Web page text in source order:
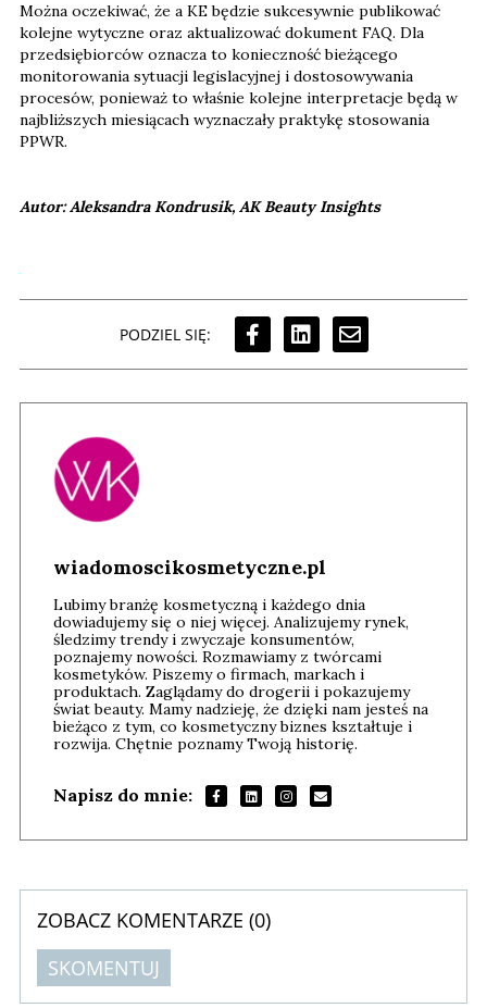
Można oczekiwać, że a KE będzie sukcesywnie publikować
kolejne wytyczne oraz aktualizować dokument FAQ. Dla
przedsiębiorców oznacza to konieczność bieżącego
monitorowania sytuacji legislacyjnej i dostosowywania
procesów, ponieważ to właśnie kolejne interpretacje będą w
najbliższych miesiącach wyznaczały praktykę stosowania
PPWR.
Autor: Aleksandra Kondrusik, AK Beauty Insights
PODZIEL SIĘ:
wiadomoscikosmetyczne.pl
Lubimy branżę kosmetyczną i każdego dnia
dowiadujemy się o niej więcej. Analizujemy rynek,
śledzimy trendy i zwyczaje konsumentów,
poznajemy nowości. Rozmawiamy z twórcami
kosmetyków. Piszemy o firmach, markach i
produktach. Zaglądamy do drogerii i pokazujemy
świat beauty. Mamy nadzieję, że dzięki nam jesteś na
bieżąco z tym, co kosmetyczny biznes kształtuje i
rozwija. Chętnie poznamy Twoją historię.
Napisz do mnie:
ZOBACZ KOMENTARZE (0)
SKOMENTUJ